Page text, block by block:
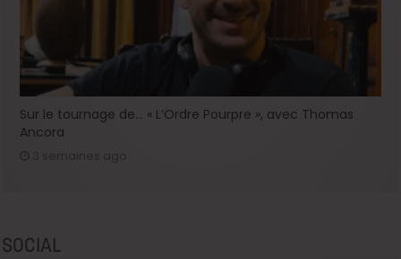
Sur le tournage de… « L’Ordre Pourpre », avec Thomas
Ancora
SOCIAL